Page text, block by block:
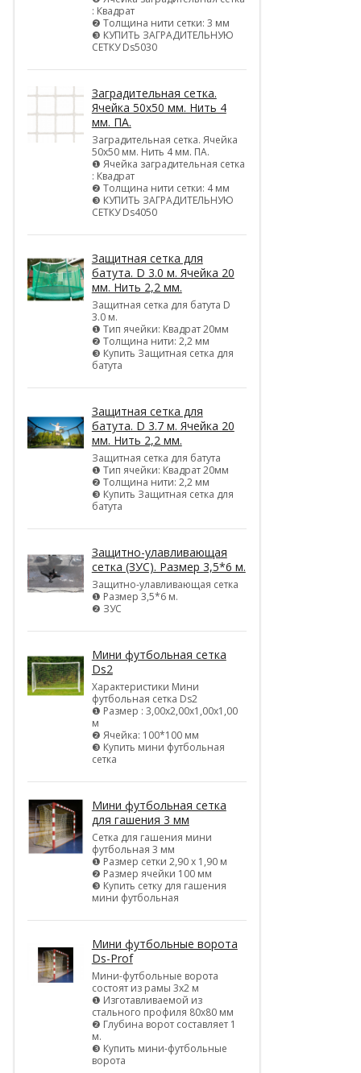
: Квадрат
❷ Толщина нити сетки: 3 мм
❸ КУПИТЬ ЗАГРАДИТЕЛЬНУЮ
СЕТКУ Ds5030
Заградительная сетка.
Ячейка 50х50 мм. Нить 4
мм. ПА.
Заградительная сетка. Ячейка
50х50 мм. Нить 4 мм. ПА.
❶ Ячейка заградительная сетка
: Квадрат
❷ Толщина нити сетки: 4 мм
❸ КУПИТЬ ЗАГРАДИТЕЛЬНУЮ
СЕТКУ Ds4050
Защитная сетка для
батута. D 3.0 м. Ячейка 20
мм. Нить 2,2 мм.
Защитная сетка для батута D
3.0 м.
❶ Тип ячейки: Квадрат 20мм
❷ Толщина нити: 2,2 мм
❸ Купить Защитная сетка для
батута
Защитная сетка для
батута. D 3.7 м. Ячейка 20
мм. Нить 2,2 мм.
Защитная сетка для батута
❶ Тип ячейки: Квадрат 20мм
❷ Толщина нити: 2,2 мм
❸ Купить Защитная сетка для
батута
Защитно-улавливающая
сетка (ЗУС). Размер 3,5*6 м.
Защитно-улавливающая сетка
❶ Размер 3,5*6 м.
❷ ЗУС
Мини футбольная сетка
Ds2
Характеристики Мини
футбольная сетка Ds2
❶ Размер : 3,00х2,00х1,00х1,00
м
❷ Ячейка: 100*100 мм
❸ Купить мини футбольная
сетка
Мини футбольная сетка
для гашения 3 мм
Сетка для гашения мини
футбольная 3 мм
❶ Размер сетки 2,90 х 1,90 м
❷ Размер ячейки 100 мм
❸ Купить сетку для гашения
мини футбольная
Мини футбольные ворота
Ds-Prof
Мини-футбольные ворота
состоят из рамы 3х2 м
❶ Изготавливаемой из
стального профиля 80х80 мм
❷ Глубина ворот составляет 1
м.
❸ Купить мини-футбольные
ворота